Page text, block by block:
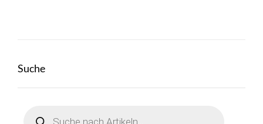
Suche
search